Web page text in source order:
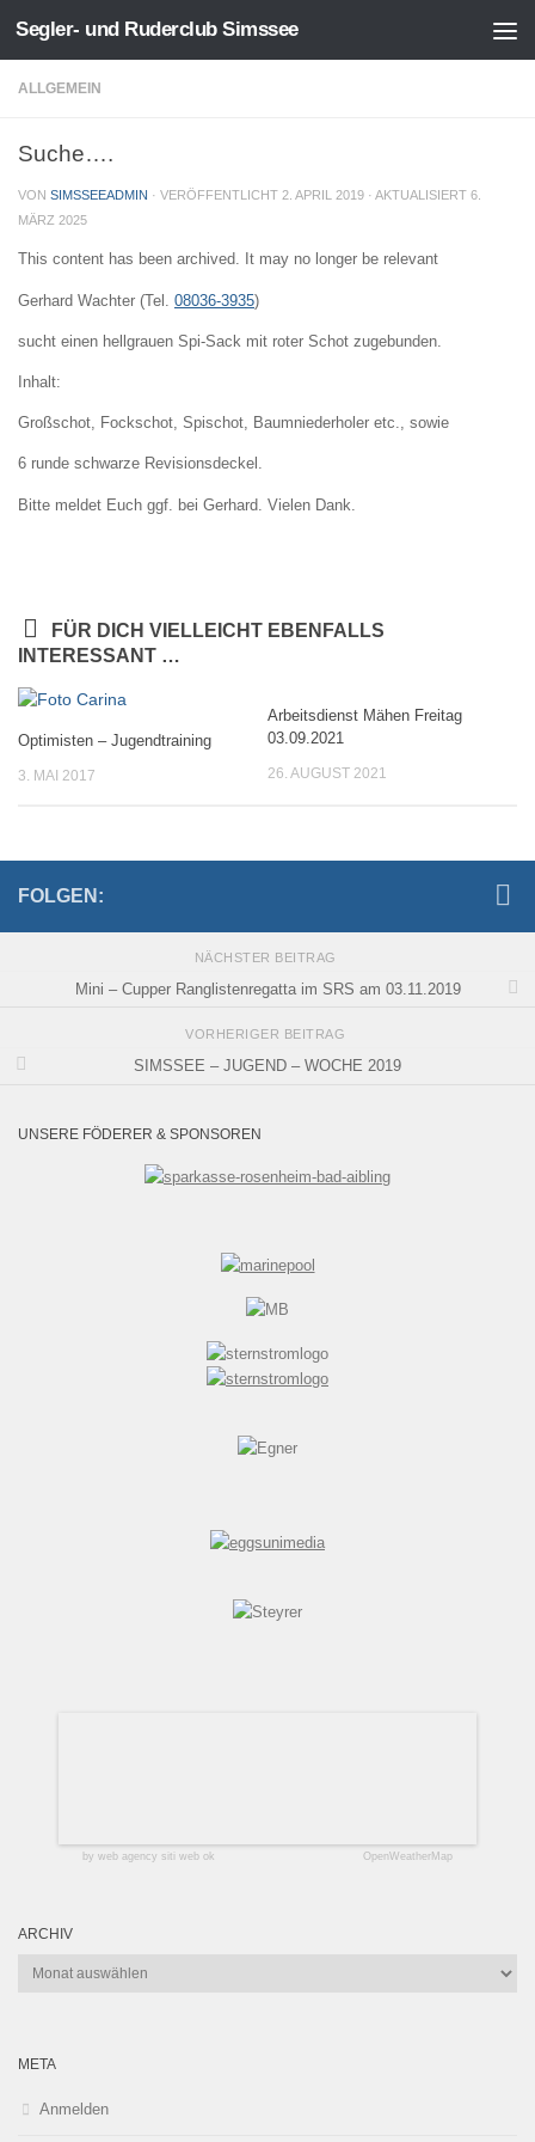
Zum Inhalt springen
Segler- und Ruderclub Simssee
ALLGEMEIN
Suche….
VON SIMSSEEADMIN · VERÖFFENTLICHT 2. APRIL 2019 · AKTUALISIERT 6.
MÄRZ 2025
This content has been archived. It may no longer be relevant
Gerhard Wachter (Tel. 08036-3935)
sucht einen hellgrauen Spi-Sack mit roter Schot zugebunden.
Inhalt:
Großschot, Fockschot, Spischot, Baumniederholer etc., sowie
6 runde schwarze Revisionsdeckel.
Bitte meldet Euch ggf. bei Gerhard. Vielen Dank.
FÜR DICH VIELLEICHT EBENFALLS
INTERESSANT …
Optimisten – Jugendtraining
3. MAI 2017
Arbeitsdienst Mähen Freitag
03.09.2021
26. AUGUST 2021
FOLGEN:
NÄCHSTER BEITRAG
Mini – Cupper Ranglistenregatta im SRS am 03.11.2019
VORHERIGER BEITRAG
SIMSSEE – JUGEND – WOCHE 2019
UNSERE FÖDERER & SPONSOREN
by web agency siti web ok OpenWeatherMap
ARCHIV
Archiv
META
Anmelden